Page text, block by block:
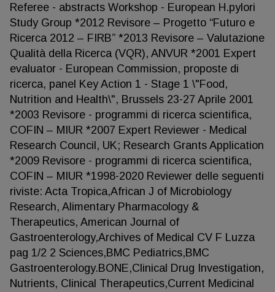
Referee - abstracts Workshop - European H.pylori
Study Group *2012 Revisore – Progetto “Futuro e
Ricerca 2012 – FIRB” *2013 Revisore – Valutazione
Qualità della Ricerca (VQR), ANVUR *2001 Expert
evaluator - European Commission, proposte di
ricerca, panel Key Action 1 - Stage 1 \"Food,
Nutrition and Health\", Brussels 23-27 Aprile 2001
*2003 Revisore - programmi di ricerca scientifica,
COFIN – MIUR *2007 Expert Reviewer - Medical
Research Council, UK; Research Grants Application
*2009 Revisore - programmi di ricerca scientifica,
COFIN – MIUR *1998-2020 Reviewer delle seguenti
riviste: Acta Tropica,African J of Microbiology
Research, Alimentary Pharmacology &
Therapeutics, American Journal of
Gastroenterology,Archives of Medical CV F Luzza
pag 1/2 2 Sciences,BMC Pediatrics,BMC
Gastroenterology.BONE,Clinical Drug Investigation,
Nutrients, Clinical Therapeutics,Current Medicinal